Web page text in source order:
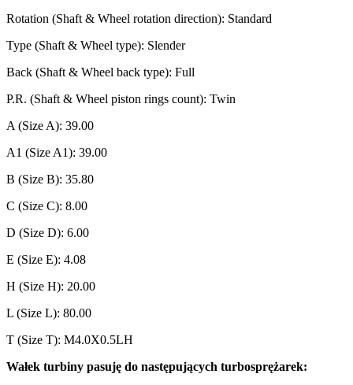
Rotation (Shaft & Wheel rotation direction): Standard
Type (Shaft & Wheel type): Slender
Back (Shaft & Wheel back type): Full
P.R. (Shaft & Wheel piston rings count): Twin
A (Size A): 39.00
A1 (Size A1): 39.00
B (Size B): 35.80
C (Size C): 8.00
D (Size D): 6.00
E (Size E): 4.08
H (Size H): 20.00
L (Size L): 80.00
T (Size T): M4.0X0.5LH
Wałek turbiny pasuję do następujących turbosprężarek: